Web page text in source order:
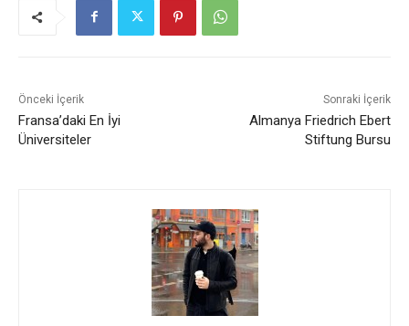
Önceki İçerik
Fransa’daki En İyi
Üniversiteler
Sonraki İçerik
Almanya Friedrich Ebert
Stiftung Bursu